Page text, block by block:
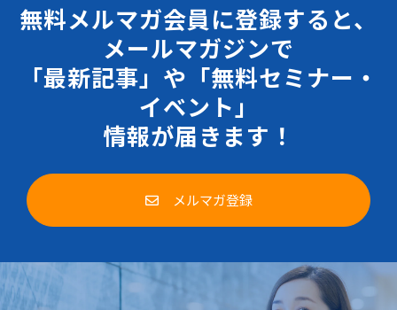
無料メルマガ会員に登録すると、
メールマガジンで
「最新記事」や「無料セミナー・
イベント」
情報が届きます！
メルマガ登録